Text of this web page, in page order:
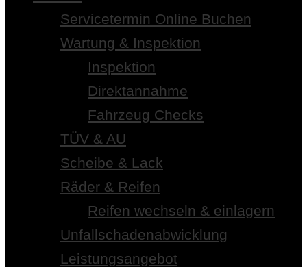
Servicetermin Online Buchen
Wartung & Inspektion
Inspektion
Direktannahme
Fahrzeug Checks
TÜV & AU
Scheibe & Lack
Räder & Reifen
Reifen wechseln & einlagern
Unfallschadenabwicklung
Leistungsangebot